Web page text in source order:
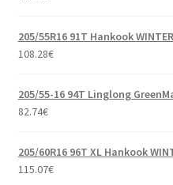
205/55R16 91T Hankook
108.28€
205/55-16 94T Linglong
82.74€
205/60R16 96T XL Hankook
115.07€